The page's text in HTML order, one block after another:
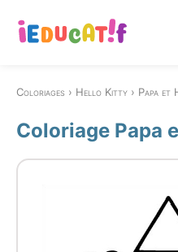
Coloriages Hello Kitty Papa
Coloriage Papa